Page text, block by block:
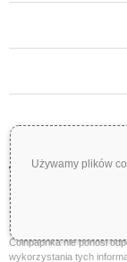
Używamy plików
WAŻNE ZASTRZEŻENIE:
ryzykiem. Możesz stracić
Coinpaprika są
finansowej ani
się z wykwalifikowanym
Coinpaprika nie ponosi
wykorzystania tych